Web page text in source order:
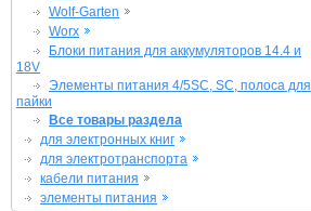
Wolf-Garten
Worx
Блоки питания для аккумуляторов 14.4 и
18V
Элементы питания 4/5SC, SC, полоса для
пайки
Все товары раздела
для электронных книг
для электротранспорта
кабели питания
элементы питания